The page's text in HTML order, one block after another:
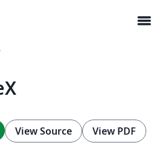
menu
View Source View PDF